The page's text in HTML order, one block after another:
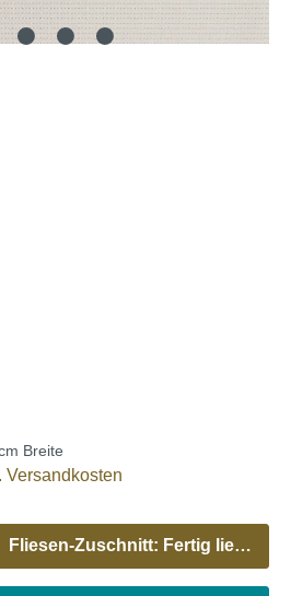
Breite
Versandkosten
Fliesen-Zuschnitt: Fertig liefern lassen